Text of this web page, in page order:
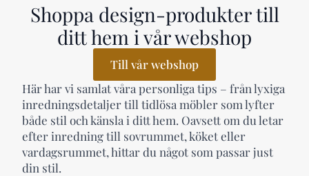
Shoppa design-produkter till
ditt hem i vår webshop
Till vår webshop
Här har vi samlat våra personliga tips – från lyxiga
inredningsdetaljer till tidlösa möbler som lyfter
både stil och känsla i ditt hem. Oavsett om du letar
efter inredning till sovrummet, köket eller
vardagsrummet, hittar du något som passar just
din stil.